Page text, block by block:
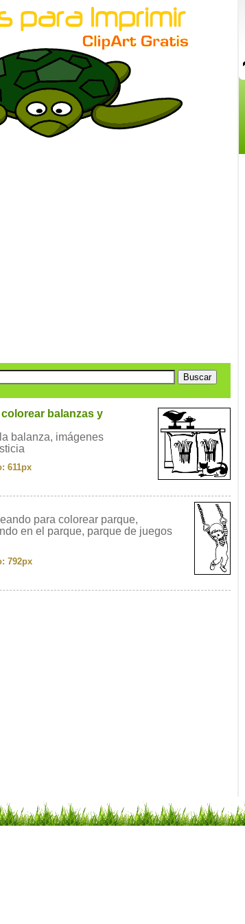
balanzas y
balanza, imágenes
611px
para colorear parque,
en el parque, parque de juegos
792px